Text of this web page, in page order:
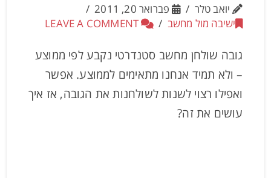
יואב טלר
פברואר 20, 2011
ישיבה מול מחשב
LEAVE A COMMENT
גובה שולחן מחשב סטנדרטי נקבע לפי ממוצע
– ולא תמיד אנחנו מתאימים לממוצע. אפשר
ואפילו רצוי לשנות לשולחנות את הגובה, אז איך
עושים את זה?